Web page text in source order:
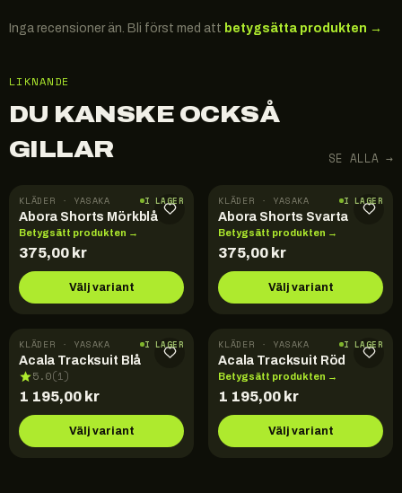
Inga recensioner än. Bli först med att betygsätta produkten →
LIKNANDE
DU KANSKE OCKSÅ
GILLAR
SE ALLA →
KLÄDER · YASAKA I LAGER
Abora Shorts Mörkblå
Betygsätt produkten →
375,00 kr
Välj variant
KLÄDER · YASAKA I LAGER
Abora Shorts Svarta
Betygsätt produkten →
375,00 kr
Välj variant
KLÄDER · YASAKA I LAGER
Acala Tracksuit Blå
5.0(1)
1 195,00 kr
Välj variant
KLÄDER · YASAKA I LAGER
Acala Tracksuit Röd
Betygsätt produkten →
1 195,00 kr
Välj variant